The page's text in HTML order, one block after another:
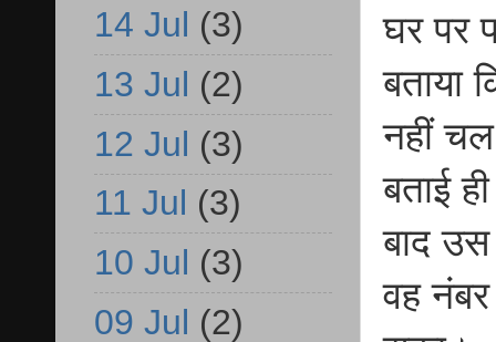
घर पर
बताया
नहीं
बताई
बाद
वह नंबर
14 Jul (3)
13 Jul (2)
12 Jul (3)
11 Jul (3)
10 Jul (3)
09 Jul (2)